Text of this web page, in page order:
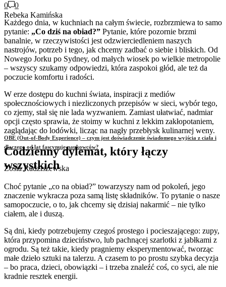
Rebeka Kamińska
OBE (Out-of-Body Experience) – czym jest doświadczenie świadomego wyjścia z ciała i
dlaczego od lat fascynuje naukowców?
Zosia Radziszewska
0
0
Każdego dnia, w kuchniach na całym świecie, rozbrzmiewa to samo
pytanie: „Co dziś na obiad?” Pytanie, które pozornie brzmi
banalnie, w rzeczywistości jest odzwierciedleniem naszych
nastrojów, potrzeb i tego, jak chcemy zadbać o siebie i bliskich. Od
Nowego Jorku po Sydney, od małych wiosek po wielkie metropolie
– wszyscy szukamy odpowiedzi, która zaspokoi głód, ale też da
poczucie komfortu i radości.
W erze dostępu do kuchni świata, inspiracji z mediów
społecznościowych i niezliczonych przepisów w sieci, wybór tego,
co zjemy, stał się nie lada wyzwaniem. Zamiast ułatwiać, nadmiar
opcji często sprawia, że stoimy w kuchni z lekkim zakłopotaniem,
zaglądając do lodówki, licząc na nagły przebłysk kulinarnej weny.
Codzienny dylemat, który łączy
wszystkich
Choć pytanie „co na obiad?” towarzyszy nam od pokoleń, jego
znaczenie wykracza poza samą listę składników. To pytanie o nasze
samopoczucie, o to, jak chcemy się dzisiaj nakarmić – nie tylko
ciałem, ale i duszą.
Są dni, kiedy potrzebujemy czegoś prostego i pocieszającego: zupy,
która przypomina dzieciństwo, lub pachnącej szarlotki z jabłkami z
ogrodu. Są też takie, kiedy pragniemy eksperymentować, tworząc
małe dzieło sztuki na talerzu. A czasem to po prostu szybka decyzja
– bo praca, dzieci, obowiązki – i trzeba znaleźć coś, co syci, ale nie
kradnie resztek energii.